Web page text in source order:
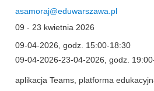
asamoraj@eduwarszawa.pl
09 - 23 kwietnia 2026
09-04-2026, godz. 15:00-18:30
09-04-2026-23-04-2026, godz.
aplikacja Teams, platforma